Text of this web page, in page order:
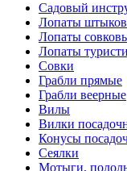
Садовый
Лопаты
Лопаты
Лопаты
Совки
Грабли прямые
Грабли веерные
Вилы
Вилки
Конусы
Сеялки
Мотыги,